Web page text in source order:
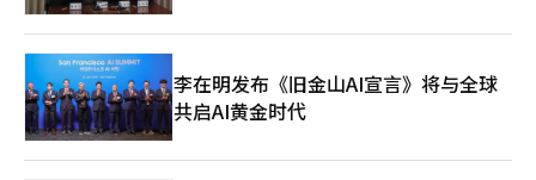
李在明发布《旧金山AI宣言》将与全球
共启AI黄金时代